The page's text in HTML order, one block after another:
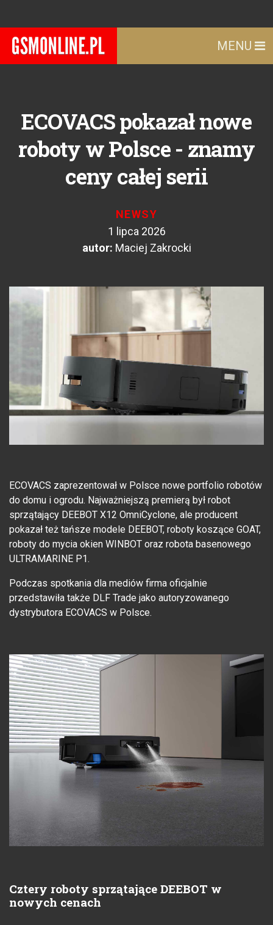
MENU
ECOVACS pokazał nowe
roboty w Polsce - znamy
ceny całej serii
NEWSY
1 lipca 2026
autor: Maciej Zakrocki
ECOVACS zaprezentował w Polsce nowe portfolio robotów
do domu i ogrodu. Najważniejszą premierą był robot
sprzątający DEEBOT X12 OmniCyclone, ale producent
pokazał też tańsze modele DEEBOT, roboty koszące GOAT,
roboty do mycia okien WINBOT oraz robota basenowego
ULTRAMARINE P1.
Podczas spotkania dla mediów firma oficjalnie
przedstawiła także DLF Trade jako autoryzowanego
dystrybutora ECOVACS w Polsce.
Cztery roboty sprzątające DEEBOT w
nowych cenach